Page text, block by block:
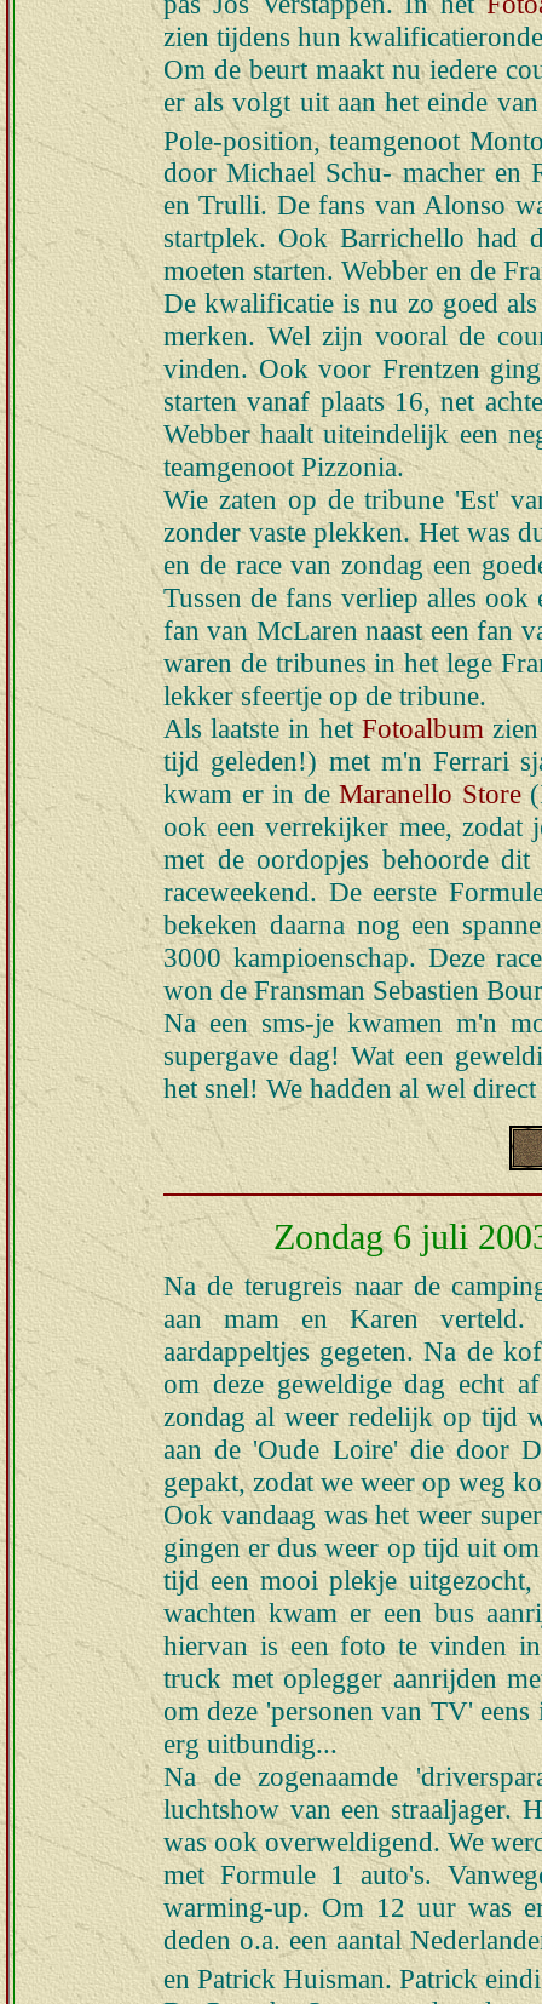
zien tijdens hun
Om de beurt maakt nu iedere
er als volgt uit aan het einde
Pole-position, teamgenoot
door Michael Schu- macher en
en Trulli. De fans van Alonso
startplek. Ook Barrichello had
moeten starten. Webber en de
De kwalificatie is nu zo goed
merken. Wel zijn vooral de
vinden. Ook voor Frentzen
starten vanaf plaats 16, net
Webber haalt uiteindelijk een
teamgenoot Pizzonia.
Wie zaten op de tribune 'Est'
zonder vaste plekken. Het was
en de race van zondag een
Tussen de fans verliep alles
fan van McLaren naast een fan
waren de tribunes in het lege
lekker sfeertje op de tribune.
Als laatste in hetFotoalbumzien
tijd geleden!) met m'n Ferrari
kwam er in deMaranello Store
ook een verrekijker mee, zodat
met de oordopjes behoorde
raceweekend. De eerste
bekeken daarna nog een
3000 kampioenschap. Deze
won de Fransman Sebastien
Na een sms-je kwamen m'n
supergave dag! Wat een
het snel! We hadden al wel
Zondag 6 juli
Na de terugreis naar de
aan mam en Karen verteld.
aardappeltjes gegeten. Na de
om deze geweldige dag echt
zondag al weer redelijk op tijd
aan de 'Oude Loire' die door
gepakt, zodat we weer op weg
Ook vandaag was het weer
gingen er dus weer op tijd uit
tijd een mooi plekje
wachten kwam er een bus
hiervan is een foto te vinden
truck met oplegger aanrijden
om deze 'personen van TV'
erg uitbundig...
Na de zogenaamde
luchtshow van een straaljager.
was ook overweldigend. We
met Formule 1 auto's.
warming-up. Om 12 uur was
deden o.a. een aantal
en Patrick Huisman. Patrick